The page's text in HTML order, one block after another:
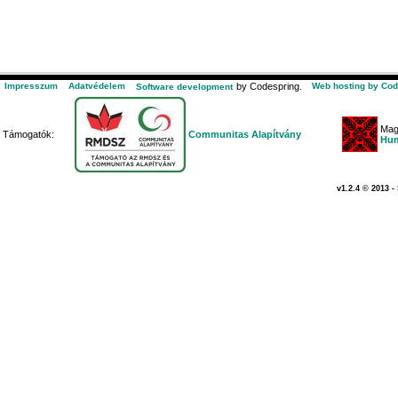
Impresszum Adatvédelem Software development by Codespring. Web hosting by
Támogatók: Communitas Alapítvány
v1.2.4 © 2013